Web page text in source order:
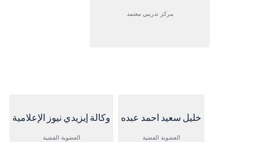
مركز تدريبي معتمد
وكالة إيزيدي نيوز الإعلامية
العضوية الفضية
خليل سعيد احمد عبده
العضوية الفضية